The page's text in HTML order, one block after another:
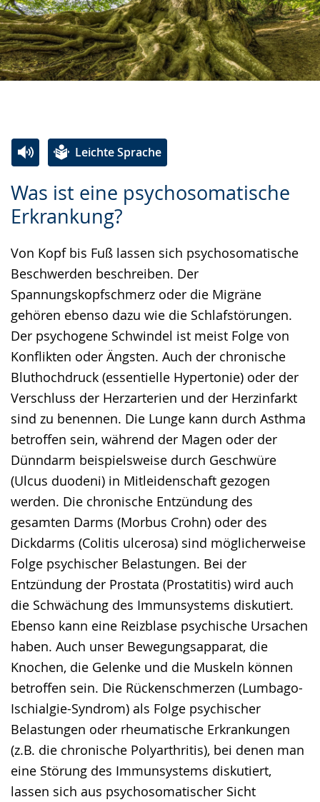
Was ist eine psychosomatische
Erkrankung?
Von Kopf bis Fuß lassen sich psychosomatische
Beschwerden beschreiben. Der
Spannungskopfschmerz oder die Migräne
gehören ebenso dazu wie die Schlafstörungen.
Der psychogene Schwindel ist meist Folge von
Konflikten oder Ängsten. Auch der chronische
Bluthochdruck (essentielle Hypertonie) oder der
Verschluss der Herzarterien und der Herzinfarkt
sind zu benennen. Die Lunge kann durch Asthma
betroffen sein, während der Magen oder der
Dünndarm beispielsweise durch Geschwüre
(Ulcus duodeni) in Mitleidenschaft gezogen
werden. Die chronische Entzündung des
gesamten Darms (Morbus Crohn) oder des
Dickdarms (Colitis ulcerosa) sind möglicherweise
Folge psychischer Belastungen. Bei der
Entzündung der Prostata (Prostatitis) wird auch
die Schwächung des Immunsystems diskutiert.
Ebenso kann eine Reizblase psychische Ursachen
haben. Auch unser Bewegungsapparat, die
Knochen, die Gelenke und die Muskeln können
betroffen sein. Die Rückenschmerzen (Lumbago-
Ischialgie-Syndrom) als Folge psychischer
Belastungen oder rheumatische Erkrankungen
(z.B. die chronische Polyarthritis), bei denen man
eine Störung des Immunsystems diskutiert,
lassen sich aus psychosomatischer Sicht
Leichte Sprache
Leichten
Sprache
Audio-
Unterstützung.
Video
in
Gebärdensprache
wird
angezeigt.